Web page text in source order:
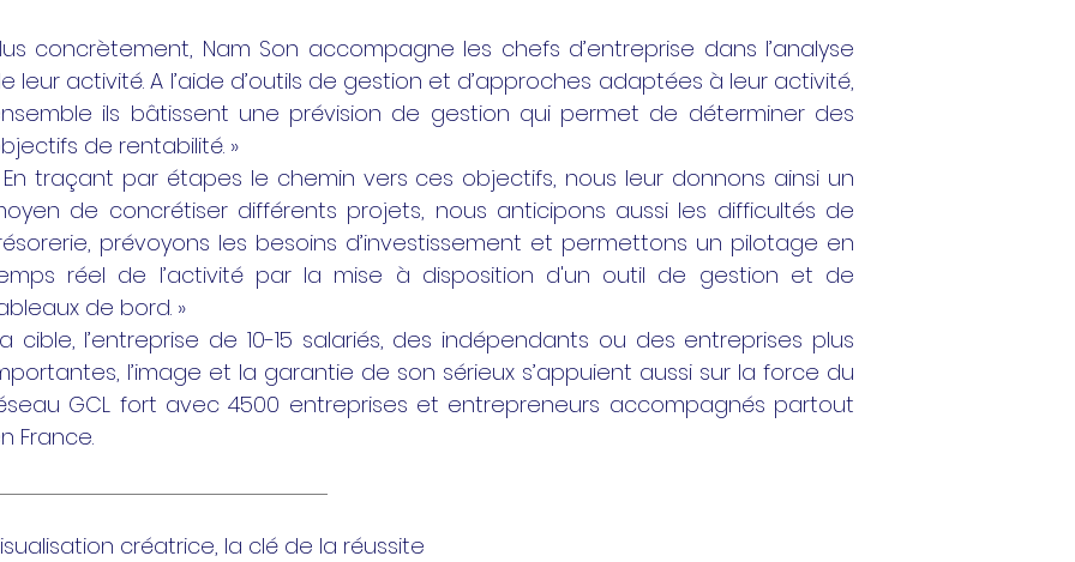
concrètement, Nam Son accompagne les chefs d’entreprise dans l’analyse
leur activité. A l’aide d’outils de gestion et d’approches adaptées à leur activité,
ils bâtissent une prévision de gestion qui permet de déterminer des
de rentabilité. »
En traçant par étapes le chemin vers ces objectifs, nous leur donnons ainsi un
de concrétiser différents projets, nous anticipons aussi les difficultés de
prévoyons les besoins d’investissement et permettons un pilotage en
réel de l’activité par la mise à disposition d'un outil de gestion et de
de bord. »
cible, l’entreprise de 10-15 salariés, des indépendants ou des entreprises plus
l’image et la garantie de son sérieux s’appuient aussi sur la force du
GCL fort avec 4500 entreprises et entrepreneurs accompagnés partout
France.
créatrice, la clé de la réussite